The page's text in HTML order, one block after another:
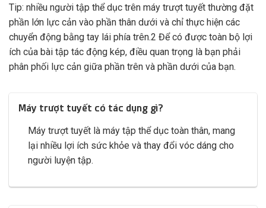
Tip: nhiều người tập thể dục trên máy trượt tuyết thường đặt
phần lớn lực cản vào phần thân dưới và chỉ thực hiện các
chuyển động bằng tay lái phía trên.2 Để có được toàn bộ lợi
ích của bài tập tác động kép, điều quan trọng là bạn phải
phân phối lực cản giữa phần trên và phần dưới của bạn.
Máy trượt tuyết có tác dụng gì?
Máy trượt tuyết là máy tập thể dục toàn thân, mang
lại nhiều lợi ích sức khỏe và thay đổi vóc dáng cho
người luyện tập.